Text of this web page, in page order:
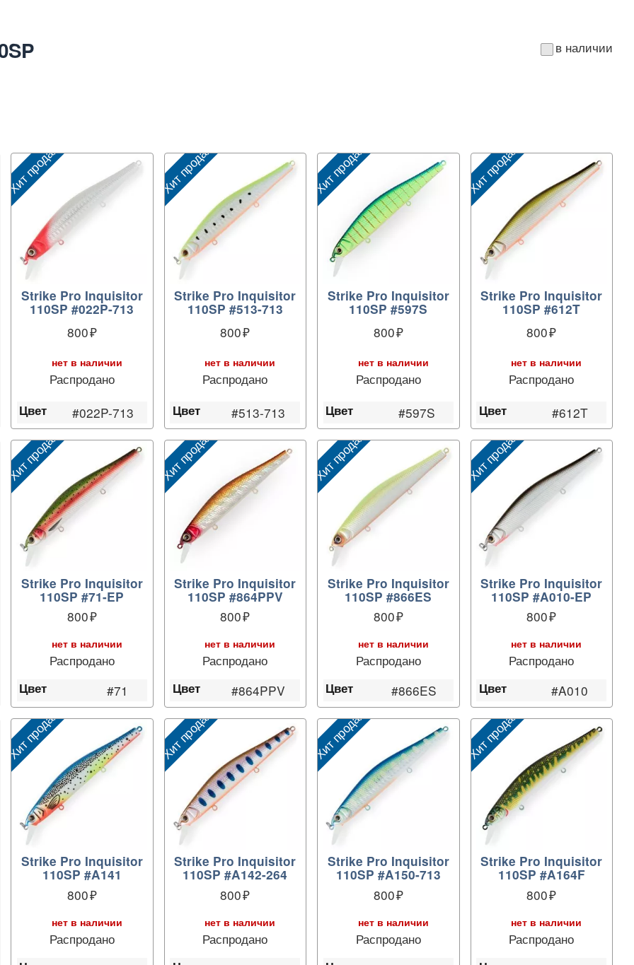
в наличии
Хит продаж
Strike Pro Inquisitor
110SP #022P-713
800
нет в наличии
Распродано
Цвет #022P-713
Хит продаж
Strike Pro Inquisitor
110SP #513-713
800
нет в наличии
Распродано
Цвет #513-713
Хит продаж
Strike Pro Inquisitor
110SP #597S
800
нет в наличии
Распродано
Цвет #597S
Хит продаж
Strike Pro Inquisitor
110SP #612T
800
нет в наличии
Распродано
Цвет #612T
Хит продаж
Strike Pro Inquisitor
110SP #71-EP
800
нет в наличии
Распродано
Цвет #71
Хит продаж
Strike Pro Inquisitor
110SP #864PPV
800
нет в наличии
Распродано
Цвет #864PPV
Хит продаж
Strike Pro Inquisitor
110SP #866ES
800
нет в наличии
Распродано
Цвет #866ES
Хит продаж
Strike Pro Inquisitor
110SP #A010-EP
800
нет в наличии
Распродано
Цвет #A010
Хит продаж
Strike Pro Inquisitor
110SP #A141
800
нет в наличии
Распродано
Хит продаж
Strike Pro Inquisitor
110SP #A142-264
800
нет в наличии
Распродано
Хит продаж
Strike Pro Inquisitor
110SP #A150-713
800
нет в наличии
Распродано
Хит продаж
Strike Pro Inquisitor
110SP #A164F
800
нет в наличии
Распродано